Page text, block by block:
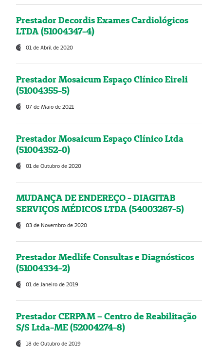
Prestador Decordis Exames Cardiológicos
LTDA (51004347-4)
01 de Abril de 2020
Prestador Mosaicum Espaço Clínico Eireli
(51004355-5)
07 de Maio de 2021
Prestador Mosaicum Espaço Clínico Ltda
(51004352-0)
01 de Outubro de 2020
MUDANÇA DE ENDEREÇO - DIAGITAB
SERVIÇOS MÉDICOS LTDA (54003267-5)
03 de Novembro de 2020
Prestador Medlife Consultas e Diagnósticos
(51004334-2)
01 de Janeiro de 2019
Prestador CERPAM – Centro de Reabilitação
S/S Ltda-ME (52004274-8)
18 de Outubro de 2019